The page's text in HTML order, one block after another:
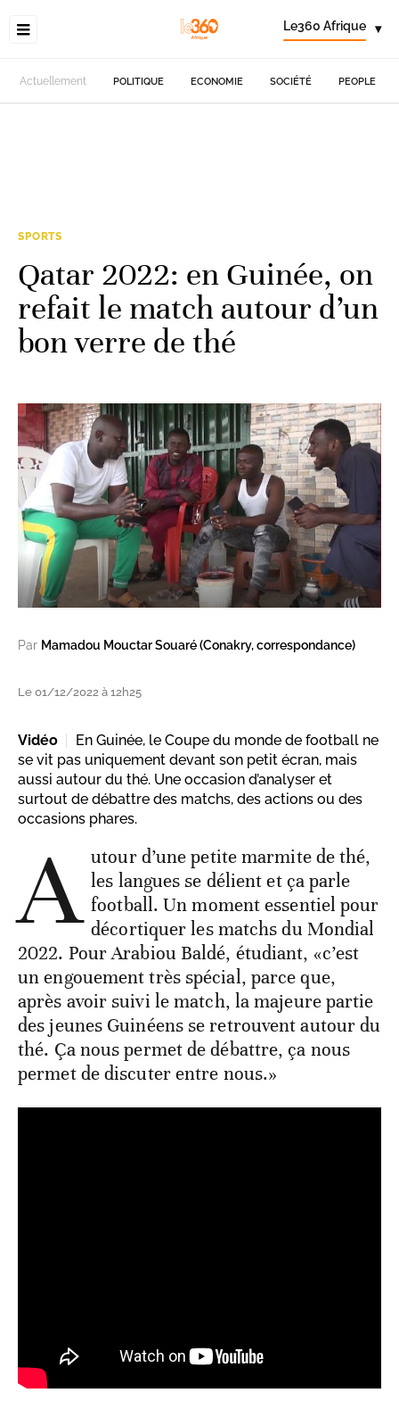
Le360 Afrique ▾
Actuellement POLITIQUE ECONOMIE SOCIÉTÉ PEOPLE
SPORTS
Qatar 2022: en Guinée, on
refait le match autour d’un
bon verre de thé
Par Mamadou Mouctar Souaré (Conakry, correspondance)
Le 01/12/2022 à 12h25
Vidéo
En Guinée, le Coupe du monde de football ne
se vit pas uniquement devant son petit écran, mais
aussi autour du thé. Une occasion d’analyser et
surtout de débattre des matchs, des actions ou des
occasions phares.
A utour d’une petite marmite de thé,
les langues se délient et ça parle
football. Un moment essentiel pour
décortiquer les matchs du Mondial
2022. Pour Arabiou Baldé, étudiant, «c’est
un engouement très spécial, parce que,
après avoir suivi le match, la majeure partie
des jeunes Guinéens se retrouvent autour du
thé. Ça nous permet de débattre, ça nous
permet de discuter entre nous.»